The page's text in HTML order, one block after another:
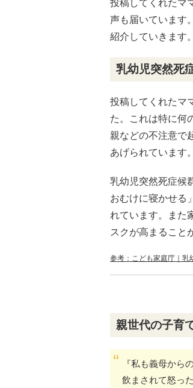
投稿してくれたマ
声も届いています
紹介していきます。
乳幼児突然死
投稿してくれたマ
た。これは特に何
親などの不注意で
あげられています。
乳幼児突然死症候
おむけに寝かせる
れています。また
スクが高まること
参考：こども家庭庁｜乳
親世代の子育
『私も義母から
飲まされて怒っ